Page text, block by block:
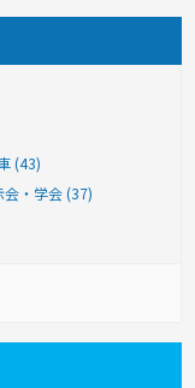
(43)
会・学会 (37)